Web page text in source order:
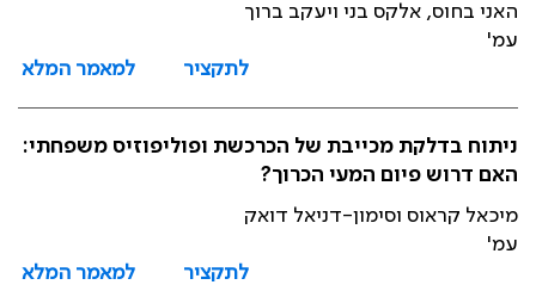
האני בחוס, אלקס בני ויעקב ברוך
עמ'
לתקציר
למאמר המלא
ניתוח בדלקת מכייבת של הכרכשת ופוליפוזיס משפחתי:
האם דרוש פיום המעי הכרוך?
מיכאל קראוס וסימון-דניאל דואק
עמ'
לתקציר
למאמר המלא